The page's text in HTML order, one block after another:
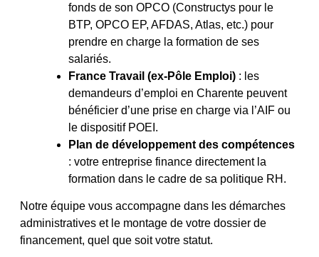
fonds de son OPCO (Constructys pour le
BTP, OPCO EP, AFDAS, Atlas, etc.) pour
prendre en charge la formation de ses
salariés.
France Travail (ex-Pôle Emploi) : les
demandeurs d’emploi en Charente peuvent
bénéficier d’une prise en charge via l’AIF ou
le dispositif POEI.
Plan de développement des compétences
: votre entreprise finance directement la
formation dans le cadre de sa politique RH.
Notre équipe vous accompagne dans les démarches
administratives et le montage de votre dossier de
financement, quel que soit votre statut.